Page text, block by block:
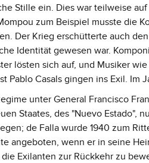
Stille ein. Dies war teilweise
zum Beispiel musste die
Der Krieg erschütterte auch
Identität gewesen war.
lösten sich auf, und Musiker
Pablo Casals gingen ins Exil. Im
unter General Francisco
Staates, des "Nuevo Estado",
de Falla wurde 1940 zum
angeboten, wenn er in seine
Exilanten zur Rückkehr zu